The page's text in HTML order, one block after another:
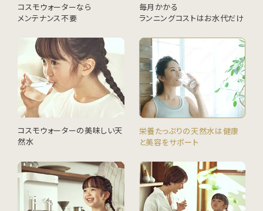
コスモウォーターなら
メンテナンス不要
毎月かかる
ランニングコストはお水代だけ
コスモウォーターの美味しい天
然水
栄養たっぷりの天然水は健康
と美容をサポート